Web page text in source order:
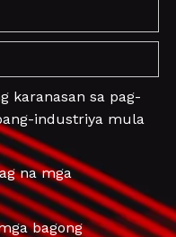
karanasan sa pag-
industriya mula
na mga
bagong